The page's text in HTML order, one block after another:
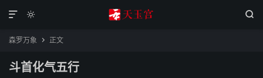
 

森罗万象  正文
斗首化气五行